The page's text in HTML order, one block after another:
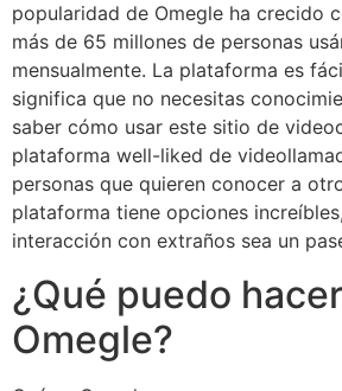
popularidad de Omegle ha crecido
más de 65 millones de personas
mensualmente. La plataforma es
significa que no necesitas
saber cómo usar este sitio de
plataforma well-liked de
personas que quieren conocer a
plataforma tiene opciones
interacción con extraños sea un
¿Qué puedo
Omegle?